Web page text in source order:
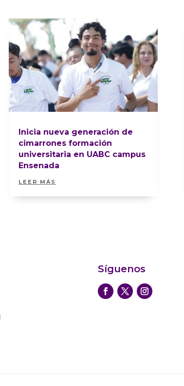
Inicia nueva generación de
cimarrones formación
universitaria en UABC campus
Ensenada
LEER MÁS
Síguenos